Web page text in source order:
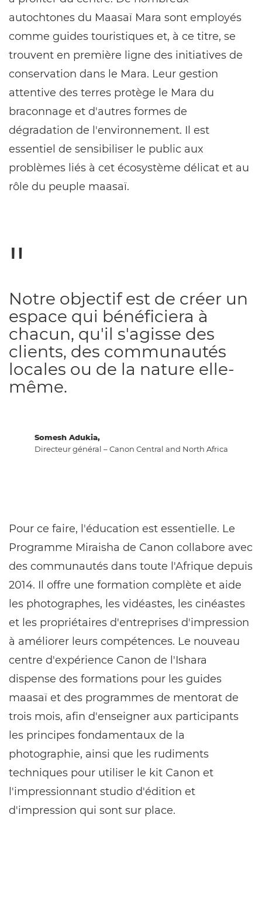
autochtones du Maasaï Mara sont employés
comme guides touristiques et, à ce titre, se
trouvent en première ligne des initiatives de
conservation dans le Mara. Leur gestion
attentive des terres protège le Mara du
braconnage et d'autres formes de
dégradation de l'environnement. Il est
essentiel de sensibiliser le public aux
problèmes liés à cet écosystème délicat et au
rôle du peuple maasaï.
Somesh Adukia,
Directeur général – Canon Central and North Africa
Notre objectif est de créer un
espace qui bénéficiera à
chacun, qu'il s'agisse des
clients, des communautés
locales ou de la nature elle-
même.
Pour ce faire, l'éducation est essentielle. Le
Programme Miraisha de Canon collabore avec
des communautés dans toute l'Afrique depuis
2014. Il offre une formation complète et aide
les photographes, les vidéastes, les cinéastes
et les propriétaires d'entreprises d'impression
à améliorer leurs compétences. Le nouveau
centre d'expérience Canon de l'Ishara
dispense des formations pour les guides
maasaï et des programmes de mentorat de
trois mois, afin d'enseigner aux participants
les principes fondamentaux de la
photographie, ainsi que les rudiments
techniques pour utiliser le kit Canon et
l'impressionnant studio d'édition et
d'impression qui sont sur place.